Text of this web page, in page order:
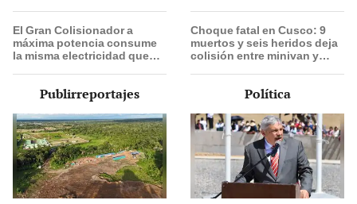
El Gran Colisionador a
máxima potencia consume
la misma electricidad que
99,9999991 % de la
día
Choque fatal en Cusco: 9
muertos y seis heridos deja
colisión entre minivan y
Publirreportajes Política